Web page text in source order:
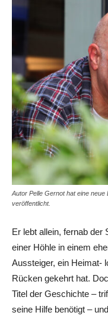
Autor Pelle Gernot hat eine
veröffentlicht.
Er lebt allein, fernab der
einer Höhle in einem
Aussteiger, ein Heimat-
Rücken gekehrt hat.
Titel der Geschichte –
seine Hilfe benötigt –